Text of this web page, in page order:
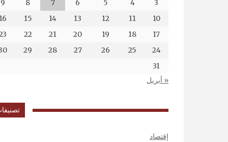
3
4
5
6
7
8
9
10
11
12
13
14
15
17
18
19
20
21
22
24
25
26
27
28
29
31
« أبريل
إقتصاد